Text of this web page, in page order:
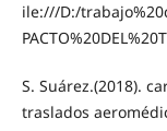
ile:///D:/
S. Suárez.(2018).
traslados